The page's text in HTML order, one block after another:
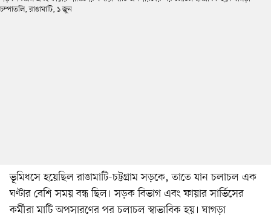
ভূমিধসে হয়েছিল রাঙামাটি-চট্টগ্রাম সড়কে, তাতে যান চলাচল এক
ঘণ্টার বেশি সময় বন্ধ ছিল। সড়ক বিভাগ এবং ফায়ার সার্ভিসের
কর্মীরা মাটি অপসারণের পর চলাচল স্বাভাবিক হয়। ঘাগড়া